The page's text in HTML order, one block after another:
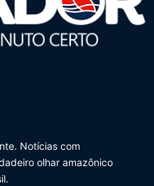
Notícias com
olhar amazônico